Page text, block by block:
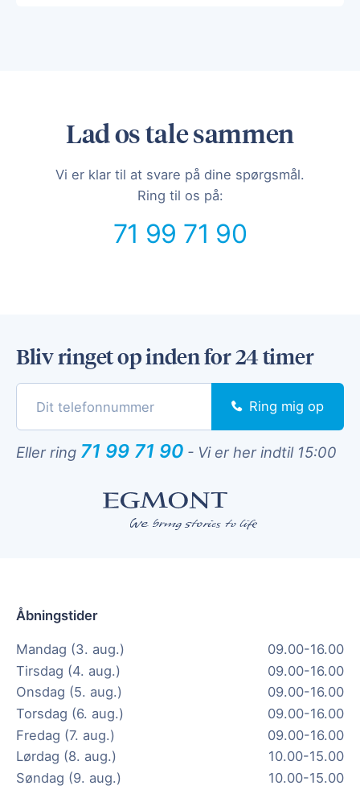
Lad os tale sammen
Vi er klar til at svare på dine spørgsmål.
Ring til os på:
71 99 71 90
Bliv ringet op inden for 24 timer
Ring mig op
Eller ring 71 99 71 90 - Vi er her indtil 15:00
Åbningstider
Mandag (3. aug.)
09.00-16.00
Tirsdag (4. aug.)
09.00-16.00
Onsdag (5. aug.)
09.00-16.00
Torsdag (6. aug.)
09.00-16.00
Fredag (7. aug.)
09.00-16.00
Lørdag (8. aug.)
10.00-15.00
Søndag (9. aug.)
10.00-15.00